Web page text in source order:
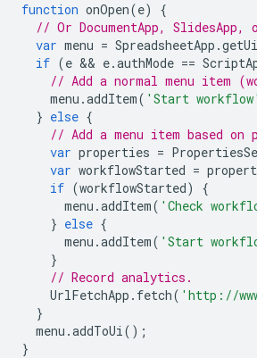
function onOpen(e)
{
// Or DocumentApp, SlidesApp,
var menu = SpreadsheetApp .getUi
if (e && e.authMode ==
// Add a normal menu item
menu .addItem( 'Start workflow'
} else {
// Add a menu item based on
var properties =
var workflowStarted =
if (workflowStarted)
{
menu .addItem( 'Check
} else {
menu .addItem( 'Start
}
// Record analytics.
UrlFetchApp . fetch( 'http://
}
menu .addToUi();
}